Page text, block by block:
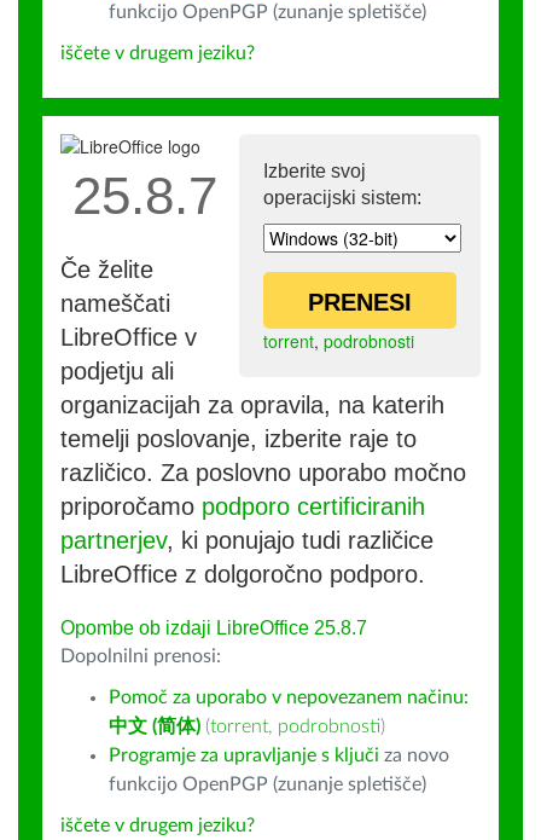
funkcijo OpenPGP (zunanje spletišče)
iščete v drugem jeziku?
Izberite svoj
operacijski sistem:
PRENESI
torrent, podrobnosti
25.8.7
Če želite
nameščati
LibreOffice v
podjetju ali
organizacijah za opravila, na katerih
temelji poslovanje, izberite raje to
različico. Za poslovno uporabo močno
priporočamo podporo certificiranih
partnerjev, ki ponujajo tudi različice
LibreOffice z dolgoročno podporo.
Opombe ob izdaji LibreOffice 25.8.7
Dopolnilni prenosi:
Pomoč za uporabo v nepovezanem načinu:
中文 (简体) (torrent, podrobnosti)
Programje za upravljanje s ključi za novo
funkcijo OpenPGP (zunanje spletišče)
iščete v drugem jeziku?